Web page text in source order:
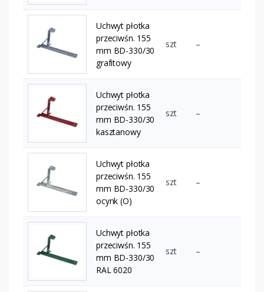
Uchwyt płotka
przeciwśn. 155
mm BD-330/30
grafitowy
szt –
Uchwyt płotka
przeciwśn. 155
mm BD-330/30
kasztanowy
szt –
Uchwyt płotka
przeciwśn. 155
mm BD-330/30
ocynk (O)
szt –
Uchwyt płotka
przeciwśn. 155
mm BD-330/30
RAL 6020
szt –